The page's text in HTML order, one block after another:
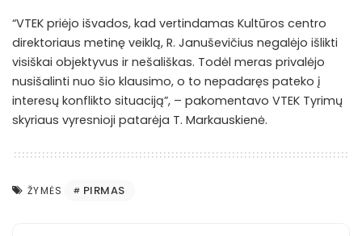
“VTEK priėjo išvados, kad vertindamas Kultūros centro
direktoriaus metinę veiklą, R. Januševičius negalėjo išlikti
visiškai objektyvus ir nešališkas. Todėl meras privalėjo
nusišalinti nuo šio klausimo, o to nepadaręs pateko į
interesų konflikto situaciją”, – pakomentavo VTEK Tyrimų
skyriaus vyresnioji patarėja T. Markauskienė.
ŽYMĖS PIRMAS